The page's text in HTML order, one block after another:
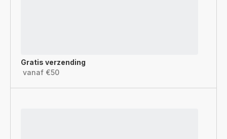
Gratis verzending
vanaf €50